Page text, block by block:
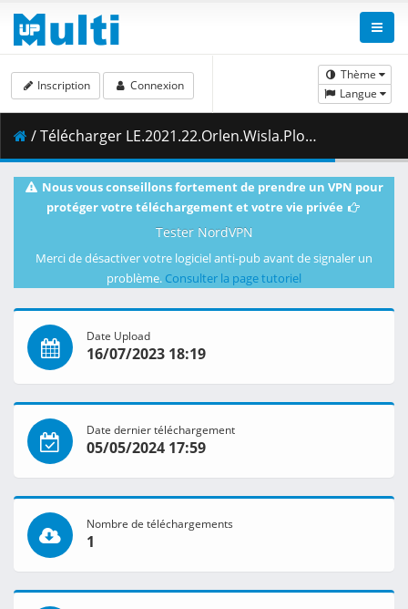
Thème
Langue
Inscription Connexion
/ Télécharger LE.2021.22.Orlen.Wisla.Plock.vs.SL.Benfica.28.05.2022.1080i.PL.HDTV.maraarab.ts ( 5.09 GB )
Nous vous conseillons fortement de prendre un VPN pour
protéger votre téléchargement et votre vie privée
Tester NordVPN
Merci de désactiver votre logiciel anti-pub avant de signaler un
problème. Consulter la page tutoriel
Date Upload
16/07/2023 18:19
Date dernier téléchargement
05/05/2024 17:59
Nombre de téléchargements
1